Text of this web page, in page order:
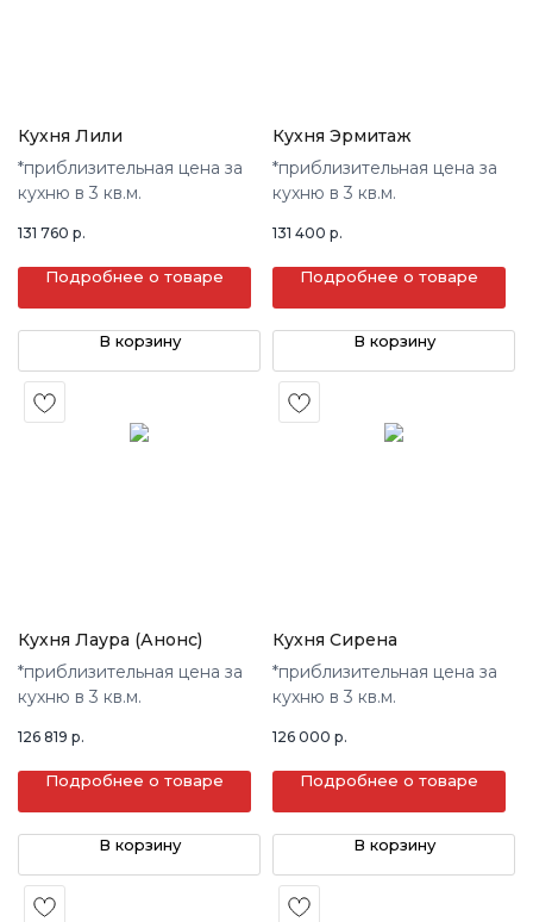
Кухня Лили
*приблизительная цена за
кухню в 3 кв.м.
131 760 р.
Подробнее о товаре
В корзину
Кухня Эрмитаж
*приблизительная цена за
кухню в 3 кв.м.
131 400 р.
Подробнее о товаре
В корзину
Кухня Лаура (Анонс)
*приблизительная цена за
кухню в 3 кв.м.
126 819 р.
Подробнее о товаре
В корзину
Кухня Сирена
*приблизительная цена за
кухню в 3 кв.м.
126 000 р.
Подробнее о товаре
В корзину